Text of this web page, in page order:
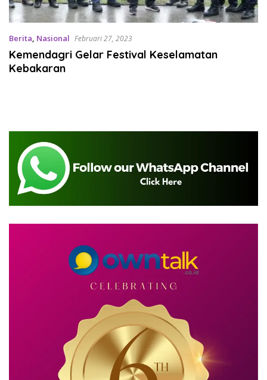
Berita, Nasional Februari 27, 2023
Kemendagri Gelar Festival Keselamatan
Kebakaran